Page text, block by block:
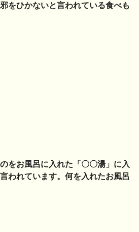
をひかないと言われている食べも
をお風呂に入れた「〇〇湯」に入
われています。何を入れたお風呂